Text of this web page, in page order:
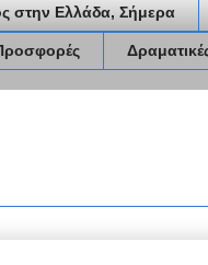
στην Ελλάδα, Σήμερα